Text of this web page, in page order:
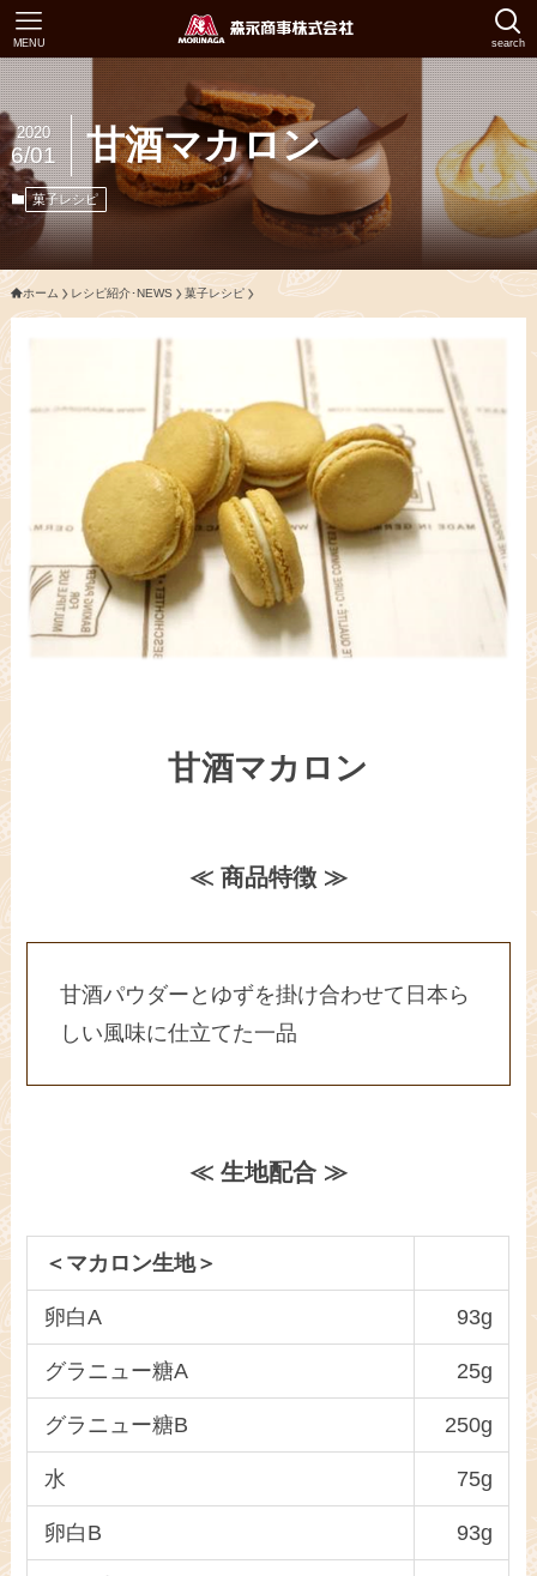
search
MENU
甘酒マカロン
2020
6/01
菓子レシピ
ホーム レシピ紹介･NEWS 菓子レシピ
甘酒マカロン
≪ 商品特徴 ≫
甘酒パウダーとゆずを掛け合わせて日本ら
しい風味に仕立てた一品
≪ 生地配合 ≫
＜マカロン生地＞
卵白A 93g
グラニュー糖A 25g
グラニュー糖B 250g
水 75g
卵白B 93g